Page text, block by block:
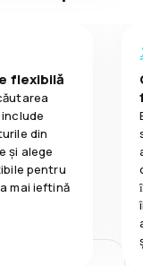
flexibilă
din
și alege
pentru
mai ieftină